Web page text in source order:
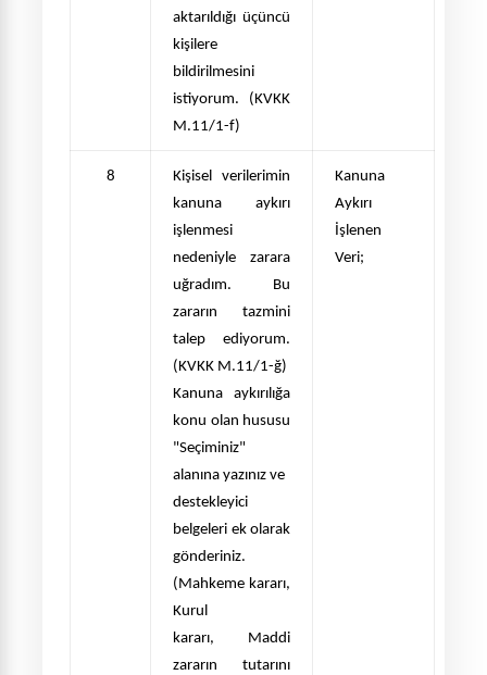
aktarıldığı üçüncü
kişilere
bildirilmesini
istiyorum. (KVKK
M.11/1-f)
8
Kişisel verilerimin
kanuna aykırı
işlenmesi
nedeniyle zarara
uğradım. Bu
zararın tazmini
talep ediyorum.
(KVKK M.11/1-ğ)
Kanuna aykırılığa
konu olan hususu
"Seçiminiz"
alanına yazınız ve
destekleyici
belgeleri ek olarak
gönderiniz.
(Mahkeme kararı,
Kurul
kararı, Maddi
zararın tutarını
Kanuna
Aykırı
İşlenen
Veri;